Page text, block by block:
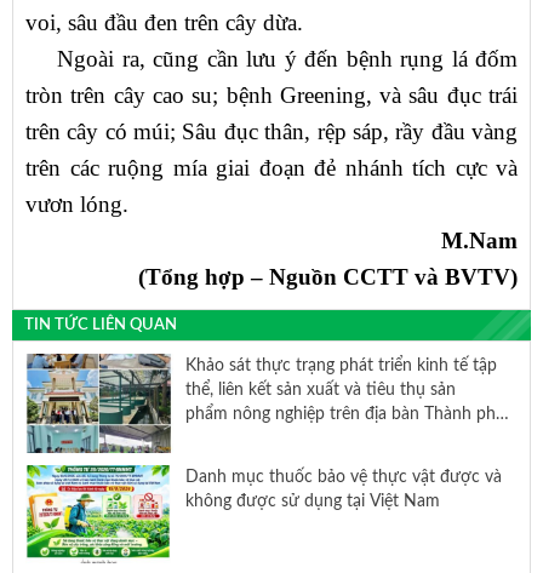
voi, sâu đầu đen trên cây dừa.
Ngoài ra, cũng cần lưu ý đến bệnh rụng lá đốm
tròn trên cây cao su; bệnh Greening, và sâu đục trái
trên cây có múi; Sâu đục thân, rệp sáp, rầy đầu vàng
trên các ruộng mía giai đoạn đẻ nhánh tích cực và
vươn lóng.
M.Nam
(Tổng hợp – Nguồn CCTT và BVTV)
TIN TỨC LIÊN QUAN
Khảo sát thực trạng phát triển kinh tế tập
thể, liên kết sản xuất và tiêu thụ sản
phẩm nông nghiệp trên địa bàn Thành phố
Danh mục thuốc bảo vệ thực vật được và
không được sử dụng tại Việt Nam